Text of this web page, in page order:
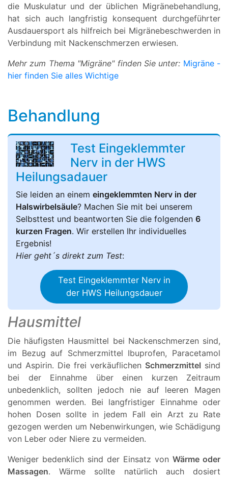
die Muskulatur und der üblichen Migränebehandlung,
hat sich auch langfristig konsequent durchgeführter
Ausdauersport als hilfreich bei Migränebeschwerden in
Verbindung mit Nackenschmerzen erwiesen.
Mehr zum Thema "Migräne" finden Sie unter: Migräne -
hier finden Sie alles Wichtige
Behandlung
Test Eingeklemmter
Nerv in der HWS
Heilungsadauer
Sie leiden an einem eingeklemmten Nerv in der
Halswirbelsäule? Machen Sie mit bei unserem
Selbsttest und beantworten Sie die folgenden 6
kurzen Fragen. Wir erstellen Ihr individuelles
Ergebnis!
Hier geht´s direkt zum Test:
Test Eingeklemmter Nerv in
der HWS Heilungsdauer
Hausmittel
Die häufigsten Hausmittel bei Nackenschmerzen sind,
im Bezug auf Schmerzmittel Ibuprofen, Paracetamol
und Aspirin. Die frei verkäuflichen Schmerzmittel sind
bei der Einnahme über einen kurzen Zeitraum
unbedenklich, sollten jedoch nie auf leeren Magen
genommen werden. Bei langfristiger Einnahme oder
hohen Dosen sollte in jedem Fall ein Arzt zu Rate
gezogen werden um Nebenwirkungen, wie Schädigung
von Leber oder Niere zu vermeiden.
Weniger bedenklich sind der Einsatz von Wärme oder
Massagen. Wärme sollte natürlich auch dosiert